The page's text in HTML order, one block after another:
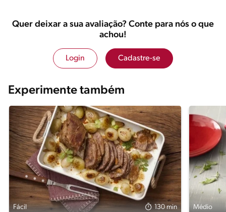
Quer deixar a sua avaliação? Conte para nós o que
achou!
Login Cadastre-se
Experimente também
Fácil 130 min Médio